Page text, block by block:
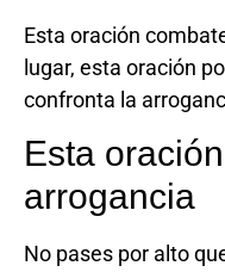
Esta oración
lugar, esta oración
confronta la
Esta
arrogancia
No pases por alto